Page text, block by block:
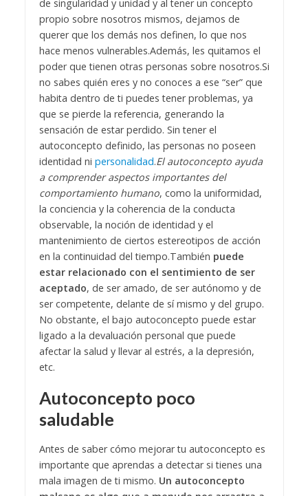
de singularidad y unidad y al tener un concepto
propio sobre nosotros mismos, dejamos de
querer que los demás nos definen, lo que nos
hace menos vulnerables.Además, les quitamos el
poder que tienen otras personas sobre nosotros.Si
no sabes quién eres y no conoces a ese “ser” que
habita dentro de ti puedes tener problemas, ya
que se pierde la referencia, generando la
sensación de estar perdido. Sin tener el
autoconcepto definido, las personas no poseen
identidad ni personalidad.El autoconcepto ayuda
a comprender aspectos importantes del
comportamiento humano, como la uniformidad,
la conciencia y la coherencia de la conducta
observable, la noción de identidad y el
mantenimiento de ciertos estereotipos de acción
en la continuidad del tiempo.También puede
estar relacionado con el sentimiento de ser
aceptado, de ser amado, de ser autónomo y de
ser competente, delante de sí mismo y del grupo.
No obstante, el bajo autoconcepto puede estar
ligado a la devaluación personal que puede
afectar la salud y llevar al estrés, a la depresión,
etc.
Autoconcepto poco
saludable
Antes de saber cómo mejorar tu autoconcepto es
importante que aprendas a detectar si tienes una
mala imagen de ti mismo. Un autoconcepto